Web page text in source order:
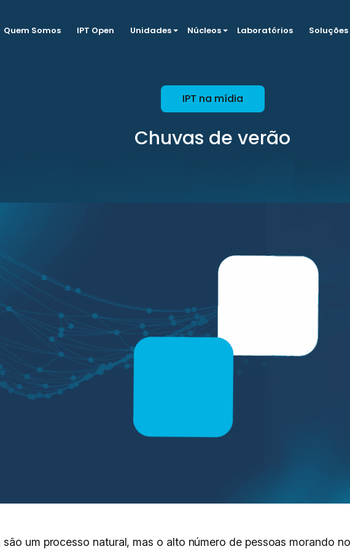
Quem Somos IPT Open Unidades Núcleos Laboratórios Soluções
IPT na mídia
Chuvas de verão
um processo natural, mas o alto número de pessoas morando